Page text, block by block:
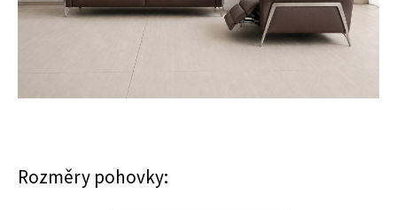
Rozměry pohovky: